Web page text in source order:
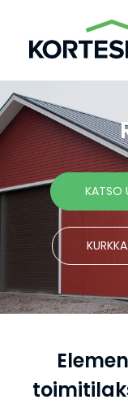
KATSO